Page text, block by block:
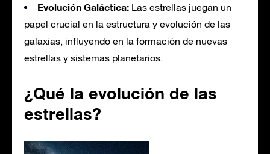
Evolución Galáctica: Las estrellas juegan un
papel crucial en la estructura y evolución de las
galaxias, influyendo en la formación de nuevas
estrellas y sistemas planetarios.
¿Qué la evolución de las
estrellas?